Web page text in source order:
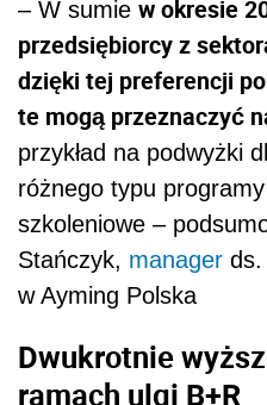
– W sumie w okresie
przedsiębiorcy z
dzięki tej preferencji
te mogą przeznaczyć
przykład na podwyżki
różnego typu
szkoleniowe –
Stańczyk, manager ds.
w Ayming Polska
Dwukrotnie
ramach ulgi B+R